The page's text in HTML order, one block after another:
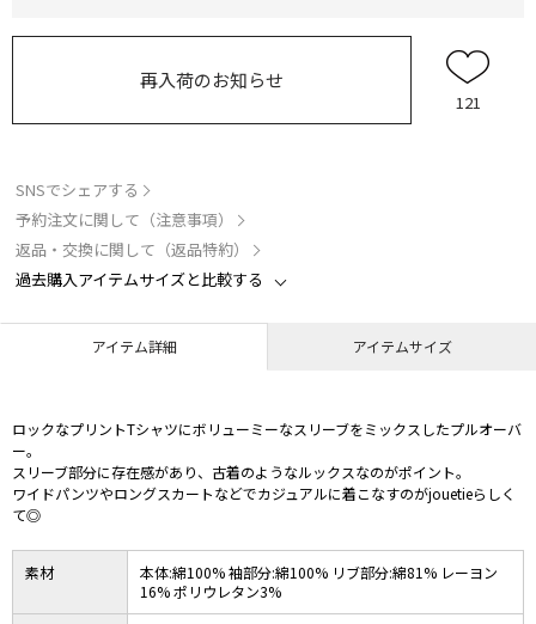
再入荷のお知らせ
121
SNSでシェアする
予約注文に関して（注意事項）
返品・交換に関して（返品特約）
過去購入アイテムサイズと比較する
アイテム詳細 アイテムサイズ
ロックなプリントTシャツにボリューミーなスリーブをミックスしたプルオーバ
ー。
スリーブ部分に存在感があり、古着のようなルックスなのがポイント。
ワイドパンツやロングスカートなどでカジュアルに着こなすのがjouetieらしく
て◎
素材
本体:綿100% 袖部分:綿100% リブ部分:綿81% レーヨン
16% ポリウレタン3%